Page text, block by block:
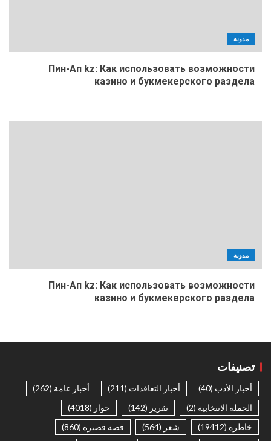
مدونة
Пин-Ап kz: Как использовать возможности
казино и букмекерского раздела
مدونة
Пин-Ап kz: Как использовать возможности
казино и букмекерского раздела
تصنيفات
أخبار الأدب (40) أخبار التعاقدات (211) أخبار عامة (262)
الحملة الانتخابية (2) تقرير (142) حوار (4018)
خاطرة (19412) شعر (564) قصة قصيرة (860)